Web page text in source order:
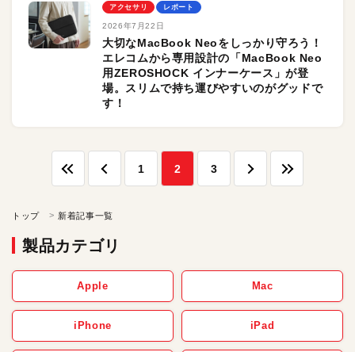
アクセサリ レポート
2026年7月22日
大切なMacBook Neoをしっかり守ろう！
エレコムから専用設計の「MacBook Neo
用ZEROSHOCK インナーケース」が登
場。スリムで持ち運びやすいのがグッドで
す！
1 2 3
トップ 新着記事一覧
製品カテゴリ
Apple Mac
iPhone iPad